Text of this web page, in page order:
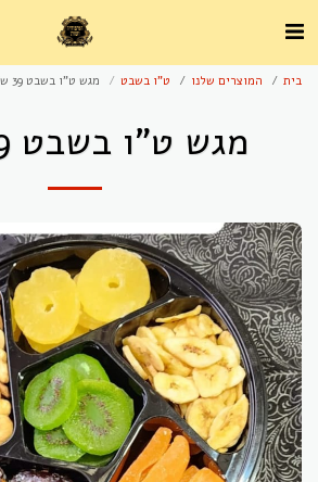
בית המוצרים שלנו ט"ו בשבט מגש ט"ו בשבט 39 ש"ח
מגש ט"ו בשבט 39 ש"ח